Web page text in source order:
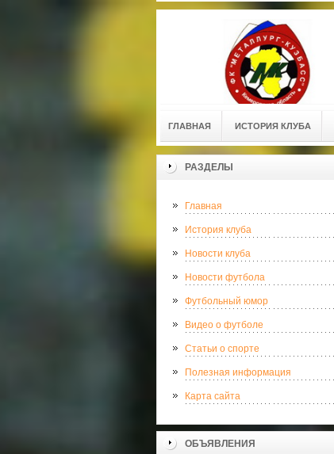
ГЛАВНАЯ ИСТОРИЯ КЛУБА
РАЗДЕЛЫ
Главная
История клуба
Новости клуба
Новости футбола
Футбольный юмор
Видео о футболе
Статьи о спорте
Полезная информация
Карта сайта
ОБЪЯВЛЕНИЯ